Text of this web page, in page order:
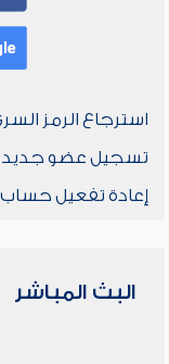
استرجاع الرمز
تسجيل عضو جديد
إعادة تفعيل حساب
البث المباشر